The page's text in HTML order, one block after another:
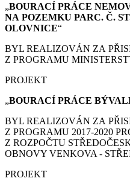
„BOURACÍ PRÁCE
NA POZEMKU PARC. Č.
OLOVNICE“
BYL REALIZOVÁN ZA
Z PROGRAMU
PROJEKT
„BOURACÍ PRÁCE
BYL REALIZOVÁN ZA
Z PROGRAMU 2017-2020
Z ROZPOČTU
OBNOVY VENKOVA -
PROJEKT